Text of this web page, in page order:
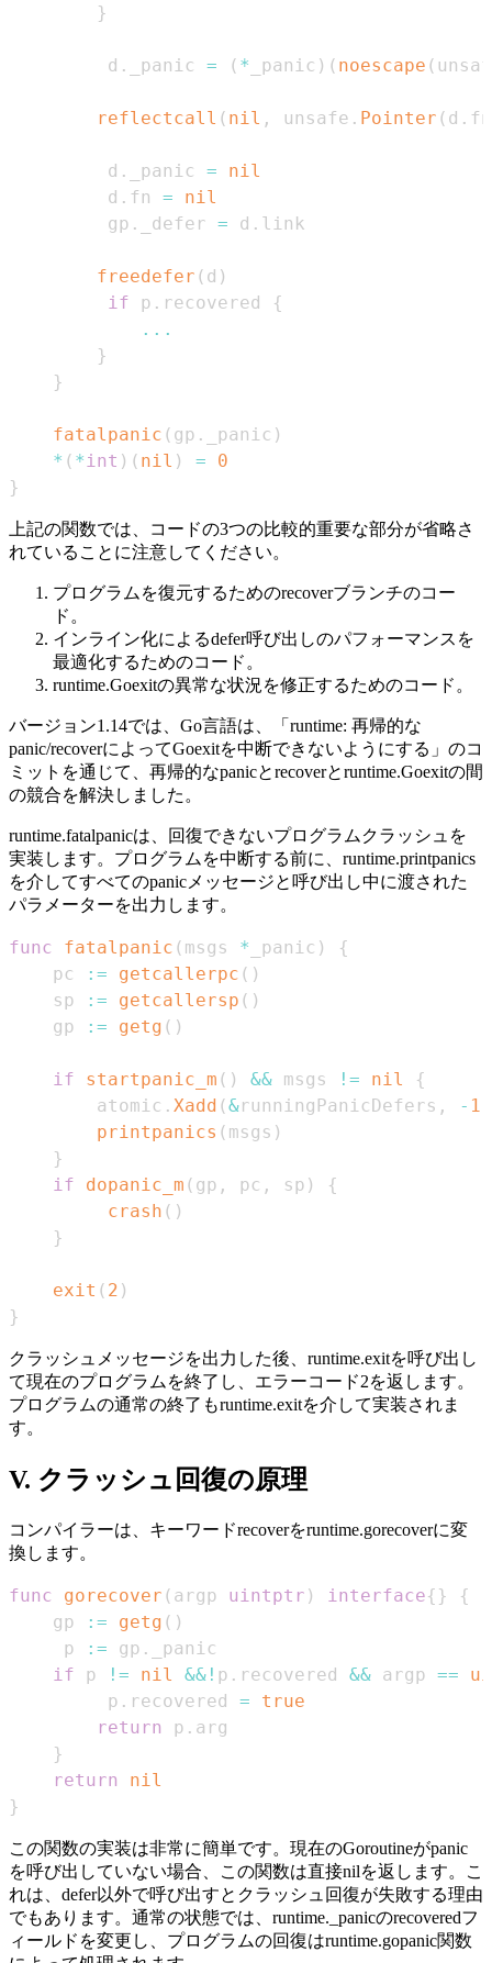
}
		 d
. _panic = ( * _panic ) ( noescape (
reflectcall ( nil , unsafe . Pointer ( d . fn
		 d
. _panic =
nil
		 d
. fn =
nil
		 gp
. _defer = d .
freedefer ( d )
if p . recovered
{
...
}
}
fatalpanic ( gp . _panic )
* ( *int ) ( nil ) =
0
}
上記の関数では、コードの3つの比較的重要な部分が省略さ
れていることに注意してください。
プログラムを復元するためのrecoverブランチのコー
ド。
インライン化によるdefer呼び出しのパフォーマンスを
最適化するためのコード。
runtime.Goexitの異常な状況を修正するためのコード。
バージョン1.14では、Go言語は、「runtime: 再帰的な
panic/recoverによってGoexitを中断できないようにする」のコ
ミットを通じて、再帰的なpanicとrecoverとruntime.Goexitの間
の競合を解決しました。
runtime.fatalpanicは、回復できないプログラムクラッシュを
実装します。プログラムを中断する前に、runtime.printpanics
を介してすべてのpanicメッセージと呼び出し中に渡された
パラメーターを出力します。
func fatalpanic ( msgs * _panic )
{
	pc
:= getcallerpc ( )
	sp
:= getcallersp ( )
	gp
:= getg ( )
if startpanic_m ( ) && msgs != nil
{
		atomic
. Xadd (&runningPanicDefers , - 1
printpanics ( msgs )
}
if
dopanic_m ( gp , pc , sp )
{
crash ( )
}
exit ( 2 )
}
クラッシュメッセージを出力した後、runtime.exitを呼び出し
て現在のプログラムを終了し、エラーコード2を返します。
プログラムの通常の終了もruntime.exitを介して実装されま
す。
V. クラッシュ回復の原理
コンパイラーは、キーワードrecoverをruntime.gorecoverに変
換します。
func gorecover ( argp uintptr ) interface{ }
{
	gp
:= getg ( )
	 p
:= gp .
if p != nil && ! p . recovered && argp ==
		 p
. recovered =
true
return
p .
}
return
nil
}
この関数の実装は非常に簡単です。現在のGoroutineがpanic
を呼び出していない場合、この関数は直接nilを返します。こ
れは、defer以外で呼び出すとクラッシュ回復が失敗する理由
でもあります。通常の状態では、runtime._panicのrecoveredフ
ィールドを変更し、プログラムの回復はruntime.gopanic関数